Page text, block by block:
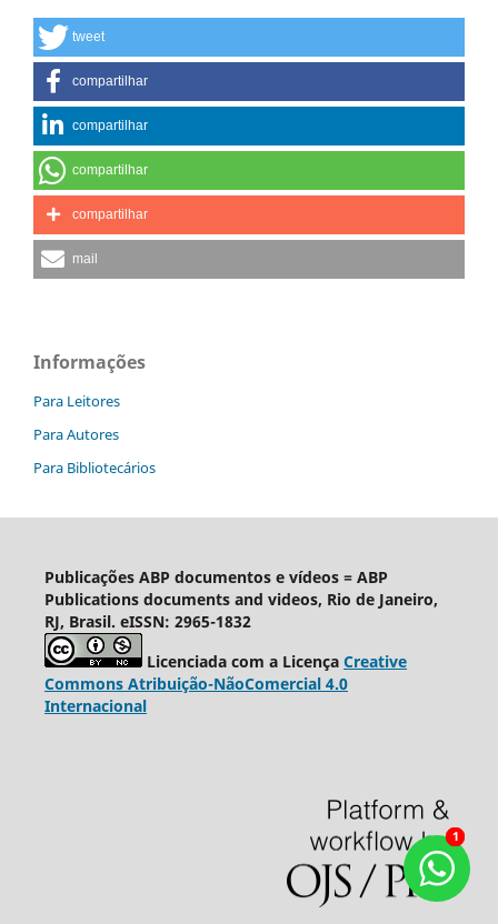
tweet
compartilhar
compartilhar
compartilhar
compartilhar
mail
Informações
Para Leitores
Para Autores
Para Bibliotecários
Publicações ABP documentos e vídeos = ABP
Publications documents and videos, Rio de Janeiro,
RJ, Brasil. eISSN: 2965-1832
Licenciada com a Licença Creative
Commons Atribuição-NãoComercial 4.0
Internacional
1
1